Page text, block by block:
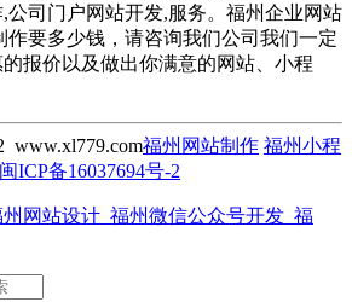
公司门户网站开发,服务。福州企业网站
作要多少钱，请咨询我们公司我们一定
报价以及做出你满意的网站、小程
www.xl779.com福州网站制作 福州小程
闽ICP备16037694号-2
网站设计_福州微信公众号开发_福